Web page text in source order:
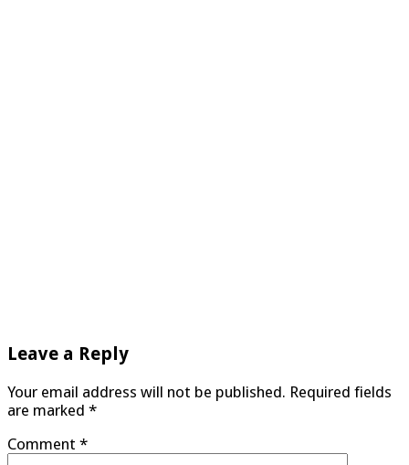
Leave a Reply
Your email address will not be published. Required fields
are marked *
Comment *